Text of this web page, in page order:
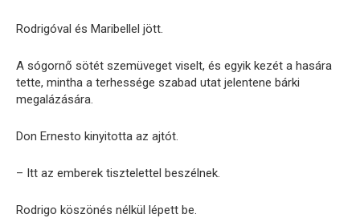
Rodrigóval és Maribellel jött.
A sógornő sötét szemüveget viselt, és egyik kezét a hasára
tette, mintha a terhessége szabad utat jelentene bárki
megalázására.
Don Ernesto kinyitotta az ajtót.
– Itt az emberek tisztelettel beszélnek.
Rodrigo köszönés nélkül lépett be.